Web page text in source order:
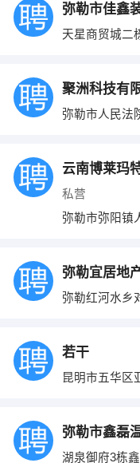
天星商贸城二
聚洲科技有
弥勒市人民法
私营
弥勒市弥阳镇
弥勒宜居地
弥勒红河水乡
若干
昆明市五华区
弥勒市鑫磊
湖泉御府3栋